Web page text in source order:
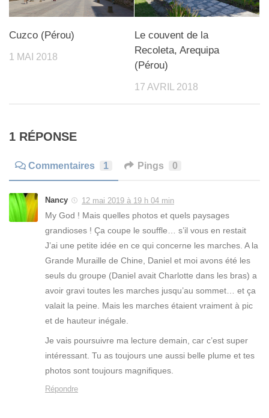
Cuzco (Pérou)
1 MAI 2018
Le couvent de la
Recoleta, Arequipa
(Pérou)
17 AVRIL 2018
1 RÉPONSE
Commentaires 1 Pings 0
Nancy 12 mai 2019 à 19 h 04 min
My God ! Mais quelles photos et quels paysages
grandioses ! Ça coupe le souffle… s’il vous en restait
J’ai une petite idée en ce qui concerne les marches. A la
Grande Muraille de Chine, Daniel et moi avons été les
seuls du groupe (Daniel avait Charlotte dans les bras) a
avoir gravi toutes les marches jusqu’au sommet… et ça
valait la peine. Mais les marches étaient vraiment à pic
et de hauteur inégale.
Je vais poursuivre ma lecture demain, car c’est super
intéressant. Tu as toujours une aussi belle plume et tes
photos sont toujours magnifiques.
Répondre